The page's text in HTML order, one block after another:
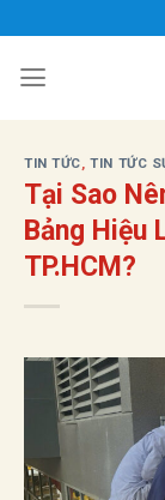
qua
nội
TIN TỨC,TIN TỨC
Tại Sao
Bảng Hiệu
TP.HCM?